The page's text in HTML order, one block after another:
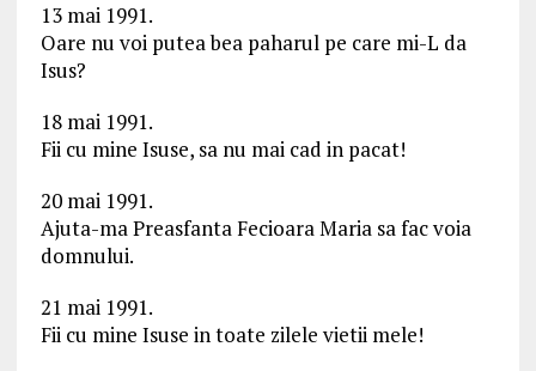
13 mai 1991.
Oare nu voi putea bea paharul pe care mi-L da
Isus?
18 mai 1991.
Fii cu mine Isuse, sa nu mai cad in pacat!
20 mai 1991.
Ajuta-ma Preasfanta Fecioara Maria sa fac voia
domnului.
21 mai 1991.
Fii cu mine Isuse in toate zilele vietii mele!